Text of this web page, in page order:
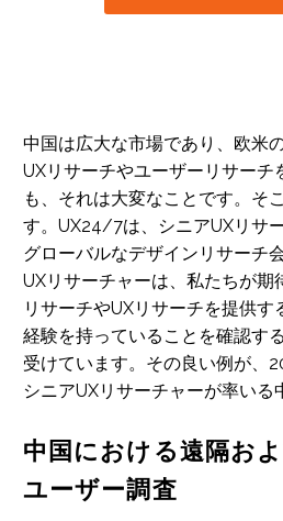
中国は広大な市場であり、欧米
UXリサーチやユーザーリサーチ
も、それは大変なことです。そ
す。UX24/7は、シニアUXリサ
グローバルなデザインリサーチ
UXリサーチャーは、私たちが期
リサーチやUXリサーチを提供す
経験を持っていることを確認す
受けています。その良い例が、
シニアUXリサーチャーが率いる
中国における遠隔お
ユーザー調査